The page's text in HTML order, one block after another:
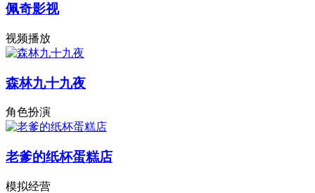
佩奇影视
视频播放
森林九十九夜
角色扮演
老爹的纸杯蛋糕店
模拟经营